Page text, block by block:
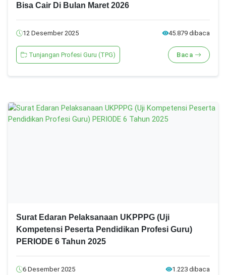
Bisa Cair Di Bulan Maret 2026
12 Desember 2025 45.879 dibaca
Tunjangan Profesi Guru (TPG) Baca
Surat Edaran Pelaksanaan UKPPPG (Uji
Kompetensi Peserta Pendidikan Profesi Guru)
PERIODE 6 Tahun 2025
6 Desember 2025 1.223 dibaca